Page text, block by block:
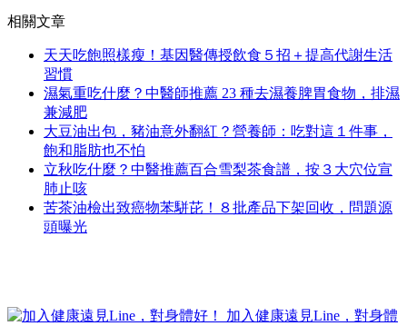
相關文章
天天吃飽照樣瘦！基因醫傳授飲食５招＋提高代謝生活
習慣
濕氣重吃什麼？中醫師推薦 23 種去濕養脾胃食物，排濕
兼減肥
大豆油出包，豬油意外翻紅？營養師：吃對這１件事，
飽和脂肪也不怕
立秋吃什麼？中醫推薦百合雪梨茶食譜，按３大穴位宣
肺止咳
苦茶油檢出致癌物苯駢芘！８批產品下架回收，問題源
頭曝光
加入健康遠見Line，對身體